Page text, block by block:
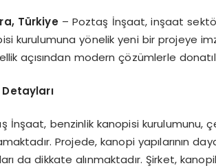
Türkiye– Poztaş İnşaat, inşaat
kurulumuna yönelik yeni bir projeye
açısından modern çözümlerle
İnşaat, benzinlik kanopisi kurulumunu,
Projede, kanopi yapılarının
da dikkate alınmaktadır. Şirket,